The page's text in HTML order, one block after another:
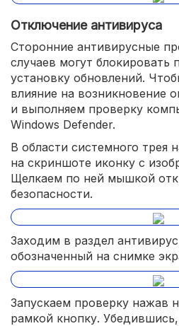
Отключение антивируса
Сторонние антивирусные
случаев могут блокировать
установку обновлений.
влияние на возникновение
и выполняем проверку
Windows Defender.
В области системного трея
на скриншоте иконку с
Щелкаем по ней мышкой
безопасности.
Заходим в раздел
обозначенный на снимке
Запускаем проверку нажав
рамкой кнопку.